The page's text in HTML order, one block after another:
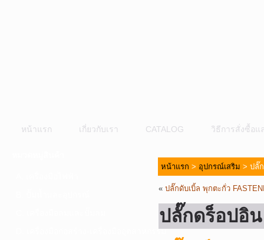
หน้าแรก เกี่ยวกับเรา CATALOG วิธีการสั่งซื้อแ
D. เครื่องมือก่อสร้าง-เครื่องมืออุตสาหกรรม
หน้าแรก > อุปกรณ์เสริม > ปลั๊
« ปลั๊กดับเบิ้ล พุกตะกั่ว
ปลั๊กดร็อปอิ